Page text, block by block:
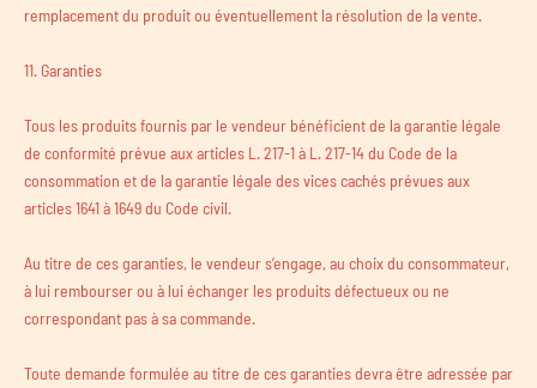
remplacement du produit ou éventuellement la résolution de la vente.
11. Garanties
Tous les produits fournis par le vendeur bénéficient de la garantie légale
de conformité prévue aux articles L. 217-1 à L. 217-14 du Code de la
consommation et de la garantie légale des vices cachés prévues aux
articles 1641 à 1649 du Code civil.
Au titre de ces garanties, le vendeur s’engage, au choix du consommateur,
à lui rembourser ou à lui échanger les produits défectueux ou ne
correspondant pas à sa commande.
Toute demande formulée au titre de ces garanties devra être adressée par